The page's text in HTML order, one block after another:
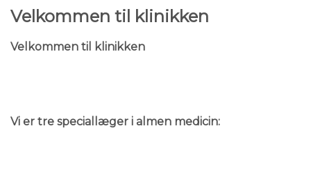
Velkommen til klinikken
Velkommen til klinikken
Vi er tre speciallæger i almen medicin: